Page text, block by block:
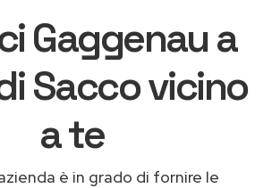
Gaggenau a
Sacco vicino
a te
è in grado di fornire le